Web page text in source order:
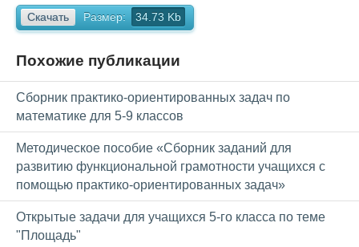
Скачать Размер: 34.73 Kb
Похожие публикации
Сборник практико-ориентированных задач по
математике для 5-9 классов
Методическое пособие «Сборник заданий для
развитию функциональной грамотности учащихся с
помощью практико-ориентированных задач»
Открытые задачи для учащихся 5-го класса по теме
"Площадь"